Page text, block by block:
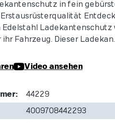
in fein
Ladekantenschutz
Fahrzeug. Dieser
Video ansehen
44229
4009708442293